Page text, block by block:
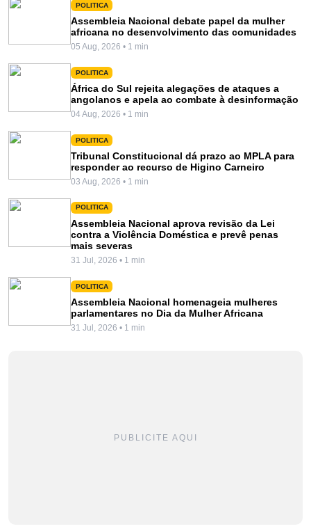
POLITICA
Assembleia Nacional debate papel da mulher
africana no desenvolvimento das comunidades
05 Aug, 2026 • 1 min
POLITICA
África do Sul rejeita alegações de ataques a
angolanos e apela ao combate à desinformação
04 Aug, 2026 • 1 min
POLITICA
Tribunal Constitucional dá prazo ao MPLA para
responder ao recurso de Higino Carneiro
03 Aug, 2026 • 1 min
POLITICA
Assembleia Nacional aprova revisão da Lei
contra a Violência Doméstica e prevê penas
mais severas
31 Jul, 2026 • 1 min
POLITICA
Assembleia Nacional homenageia mulheres
parlamentares no Dia da Mulher Africana
31 Jul, 2026 • 1 min
PUBLICITE AQUI